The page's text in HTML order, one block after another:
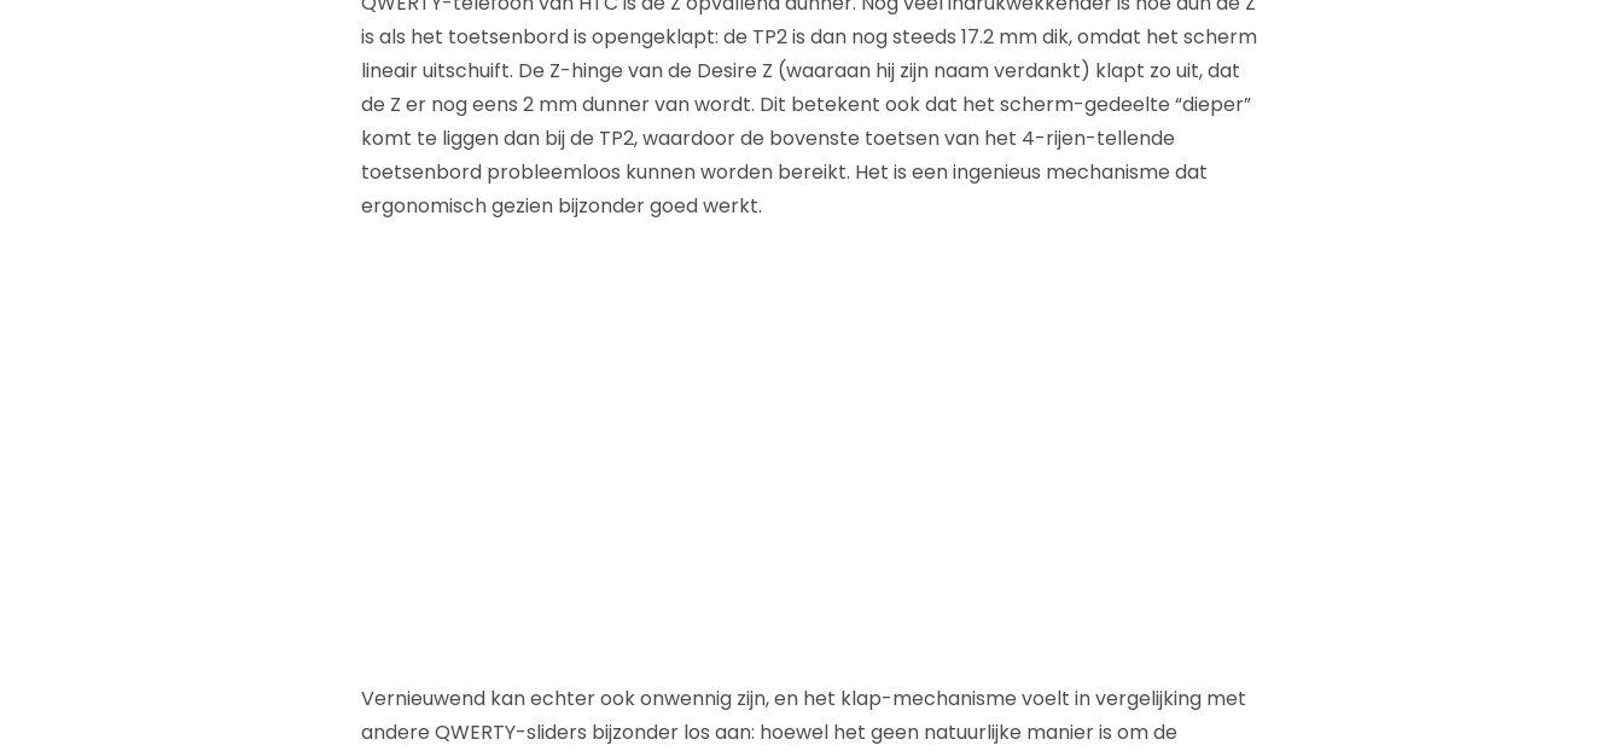
is als het toetsenbord is opengeklapt: de TP2 is dan nog steeds 17.2 mm dik, omdat het scherm
lineair uitschuift. De Z-hinge van de Desire Z (waaraan hij zijn naam verdankt) klapt zo uit, dat
de Z er nog eens 2 mm dunner van wordt. Dit betekent ook dat het scherm-gedeelte “dieper”
komt te liggen dan bij de TP2, waardoor de bovenste toetsen van het 4-rijen-tellende
toetsenbord probleemloos kunnen worden bereikt. Het is een ingenieus mechanisme dat
ergonomisch gezien bijzonder goed werkt.
Vernieuwend kan echter ook onwennig zijn, en het klap-mechanisme voelt in vergelijking met
andere QWERTY-sliders bijzonder los aan: hoewel het geen natuurlijke manier is om de